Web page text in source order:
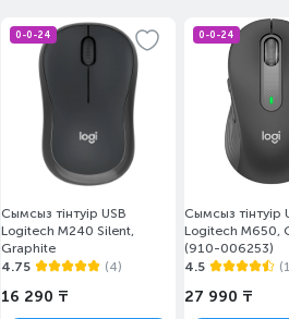
0-0-24
Сымсыз тінтуір USB
Logitech M240 Silent,
Graphite
4.75
(4)
16 290 ₸
0-0-24
Сымсыз тінтуір
Logitech M650,
(910-006253)
4.5
27 990 ₸